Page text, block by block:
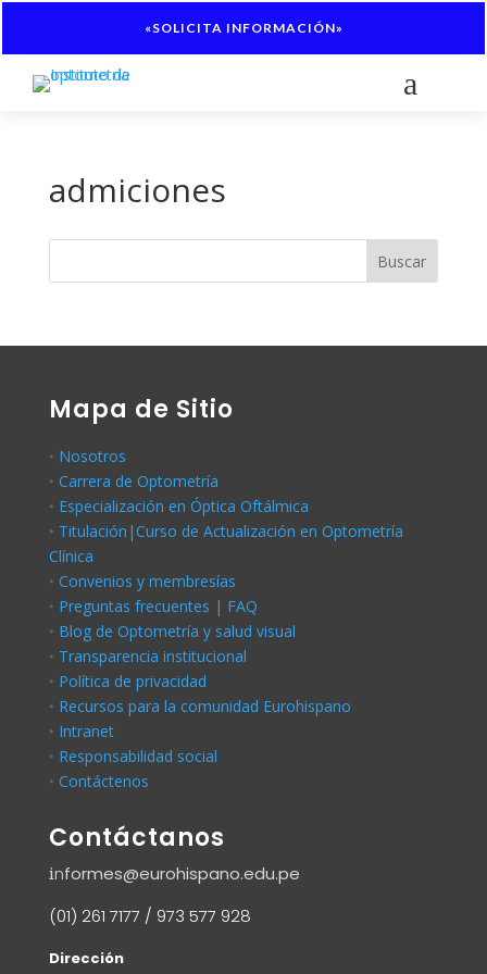
a
«SOLICITA INFORMACIÓN»
admiciones
Buscar
Mapa de Sitio
‣ Nosotros
‣ Carrera de Optometría
‣ Especialización en Óptica Oftálmica
‣ Titulación|Curso de Actualización en Optometría
Clínica
‣ Convenios y membresías
‣ Preguntas frecuentes | FAQ
‣ Blog de Optometría y salud visual
‣ Transparencia institucional
‣ Política de privacidad
‣ Recursos para la comunidad Eurohispano
‣ Intranet
‣ Responsabilidad social
‣ Contáctenos
Contáctanos
informes@eurohispano.edu.pe
(01) 261 7177 / 973 577 928
Dirección